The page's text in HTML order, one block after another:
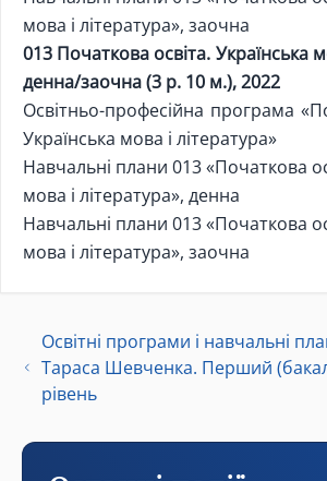
мова і література», заочна
013 Початкова освіта. Українська
денна/заочна (3 р. 10 м.), 2022
Освітньо-професійна програма
Українська мова і література»
Навчальні плани 013 «Початкова
мова і література», денна
Навчальні плани 013 «Початкова
мова і література», заочна
Освітні програми і навчальні
Тараса Шевченка. Перший
рівень